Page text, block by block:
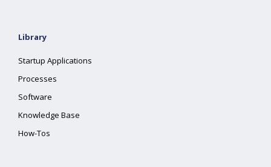
Library
Startup Applications
Processes
Software
Knowledge Base
How-Tos